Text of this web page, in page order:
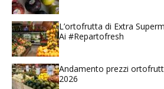
L’ortofrutta di Extra
Ai #Repartofresh
Andamento prezzi
2026